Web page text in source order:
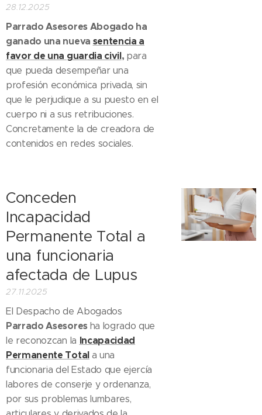
28.12.2025
Parrado Asesores Abogado ha
ganado una nueva sentencia a
favor de una guardia civil, para
que pueda desempeñar una
profesión económica privada, sin
que le perjudique a su puesto en el
cuerpo ni a sus retribuciones.
Concretamente la de creadora de
contenidos en redes sociales.
Conceden
Incapacidad
Permanente Total a
una funcionaria
afectada de Lupus
27.11.2025
El Despacho de Abogados
Parrado Asesores ha logrado que
le reconozcan la Incapacidad
Permanente Total a una
funcionaria del Estado que ejercía
labores de conserje y ordenanza,
por sus problemas lumbares,